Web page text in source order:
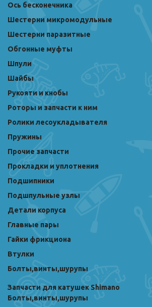
Ось бесконечника
Шестерни микромодульные
Шестерни паразитные
Обгонные муфты
Шпули
Шайбы
Рукояти и кнобы
Роторы и запчасти к ним
Ролики лесоукладывателя
Пружины
Прочие запчасти
Прокладки и уплотнения
Подшипники
Подшпульные узлы
Детали корпуса
Главные пары
Гайки фрикциона
Втулки
Болты,винты,шурупы
Запчасти для катушек Shimano
Болты,винты,шурупы